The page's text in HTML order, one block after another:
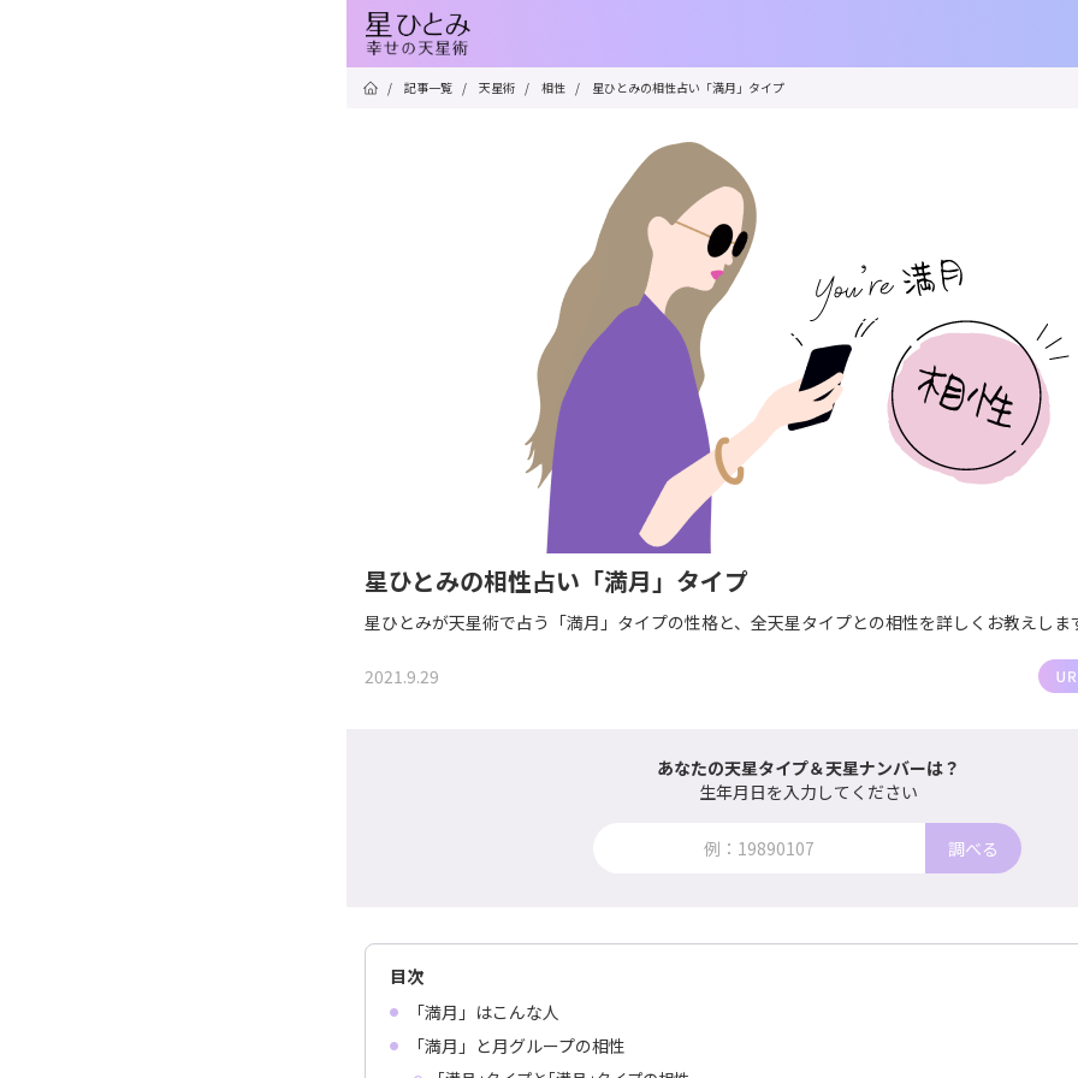
/ 記事一覧 / 天星術 / 相性 / 星ひとみの相性占い「満月」タイプ
星ひとみの相性占い「満月」タイプ
星ひとみが天星術で占う「満月」タイプの性格と、全天星タイプとの相性を詳しくお教えしま
2021.9.29
あなたの天星タイプ＆天星ナンバーは？
生年月日を入力してください
調べる
目次
「満月」はこんな人
「満月」と月グループの相性